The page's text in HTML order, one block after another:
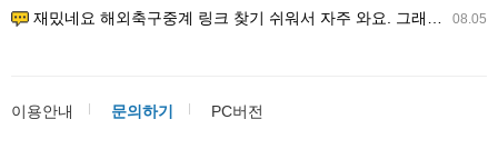
08.05
재밌네요 해외축구중계 링크 찾기 쉬워서 자주 와요. 그래서 해외축구중계도 정식 서비스로 봐야 안전해요. 다음…
이용안내 문의하기 PC버전